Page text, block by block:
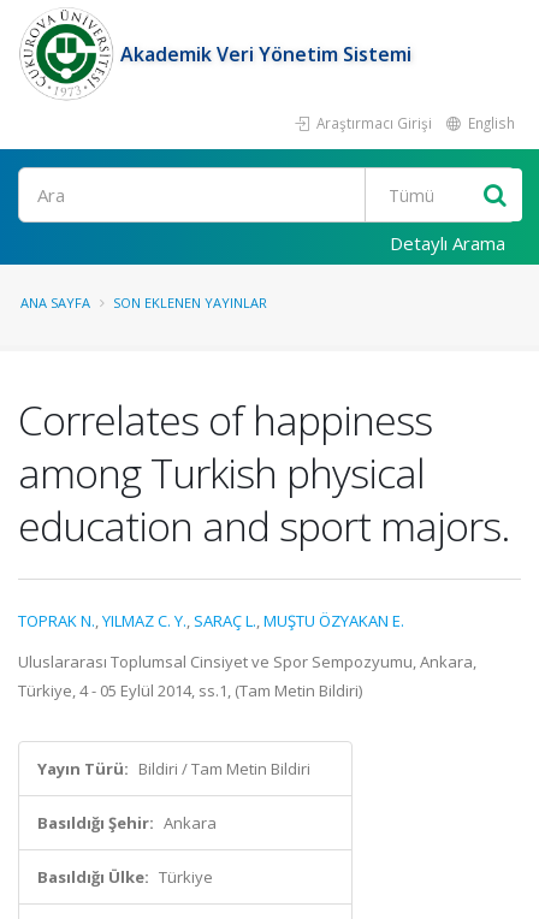
Akademik Veri Yönetim Sistemi
Araştırmacı Girişi English
Ara
Detaylı Arama
ANA SAYFA SON EKLENEN YAYINLAR
Correlates of happiness
among Turkish physical
education and sport majors.
TOPRAK N.,YILMAZ C. Y., SARAÇ L.,MUŞTU ÖZYAKAN E.
Uluslararası Toplumsal Cinsiyet ve Spor Sempozyumu, Ankara,
Türkiye, 4 - 05 Eylül 2014, ss.1, (Tam Metin Bildiri)
Yayın Türü: Bildiri / Tam Metin Bildiri
Basıldığı Şehir: Ankara
Basıldığı Ülke: Türkiye